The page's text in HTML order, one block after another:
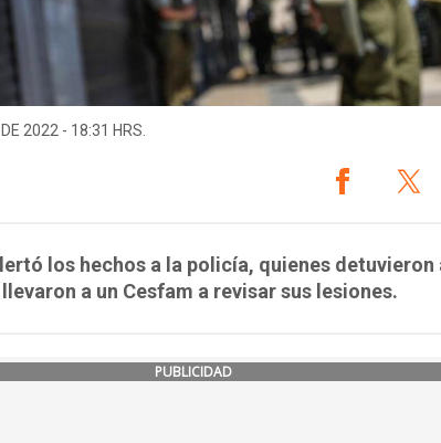
2022 - 18:31 HRS.
los hechos a la policía, quienes detuvieron
a un Cesfam a revisar sus lesiones.
PUBLICIDAD